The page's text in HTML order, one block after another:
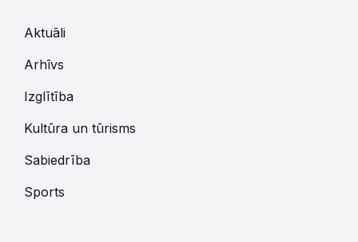
Aktuāli
Arhīvs
Izglītība
Kultūra un tūrisms
Sabiedrība
Sports